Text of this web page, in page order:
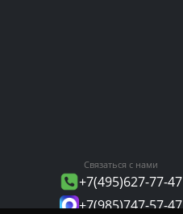
Связаться с нами
+7(495)627-77-47
+7(985)747-57-47